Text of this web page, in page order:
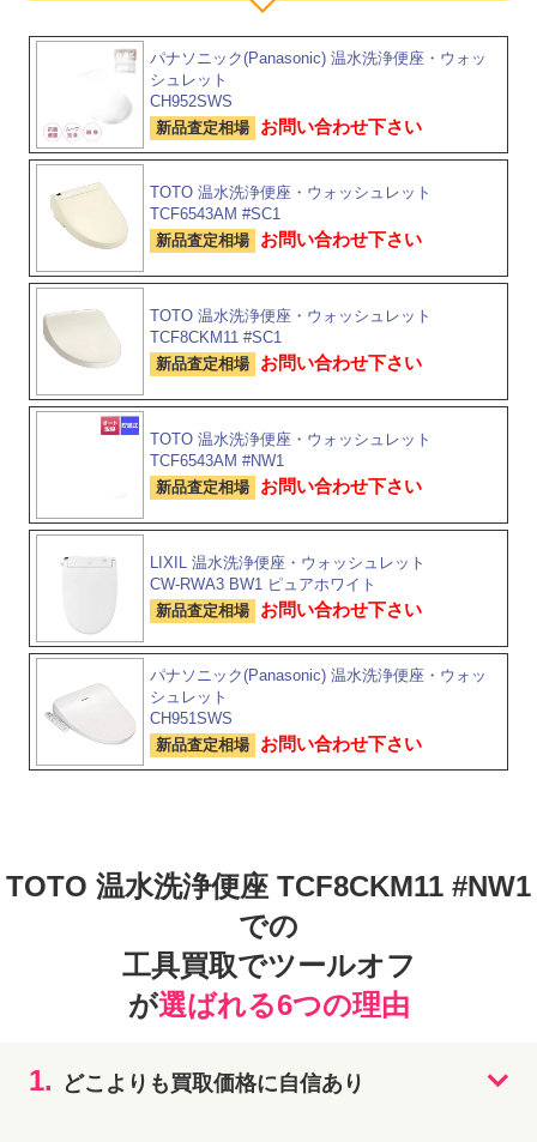
パナソニック(Panasonic) 温水洗浄便座・ウォッ
シュレット
CH952SWS
新品査定相場 お問い合わせ下さい
TOTO 温水洗浄便座・ウォッシュレット
TCF6543AM #SC1
新品査定相場 お問い合わせ下さい
TOTO 温水洗浄便座・ウォッシュレット
TCF8CKM11 #SC1
新品査定相場 お問い合わせ下さい
TOTO 温水洗浄便座・ウォッシュレット
TCF6543AM #NW1
新品査定相場 お問い合わせ下さい
LIXIL 温水洗浄便座・ウォッシュレット
CW-RWA3 BW1 ピュアホワイト
新品査定相場 お問い合わせ下さい
パナソニック(Panasonic) 温水洗浄便座・ウォッ
シュレット
CH951SWS
新品査定相場 お問い合わせ下さい
TOTO 温水洗浄便座 TCF8CKM11 #NW1
での
工具買取でツールオフ
が選ばれる6つの理由
1. どこよりも買取価格に自信あり